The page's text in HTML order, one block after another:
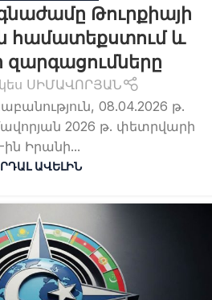
Թուրքիայի
համատեքստում և
ՍԻՄԱՎՈՐՅԱՆ
08.04.2026 թ.
2026 թ. փետրվարի
ին Իրանի...
ԱՎԵԼԻՆ